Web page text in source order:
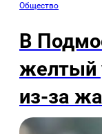
Общество
В
желтый
из-за